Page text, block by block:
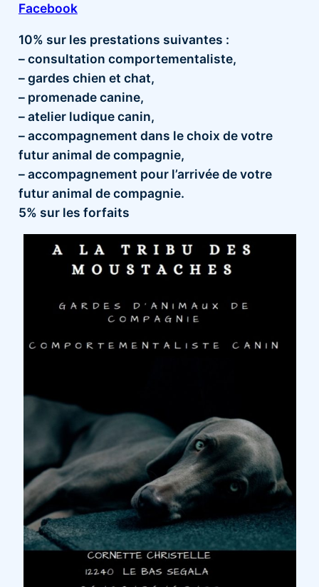
Facebook
10% sur les prestations suivantes :
– consultation comportementaliste,
– gardes chien et chat,
– promenade canine,
– atelier ludique canin,
– accompagnement dans le choix de votre
futur animal de compagnie,
– accompagnement pour l’arrivée de votre
futur animal de compagnie.
5% sur les forfaits